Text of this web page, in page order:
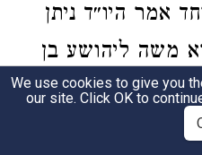
אמר היו״ד ניתן
משה ליהושע בן
ט״ז) אמר לו יה
יצחק על שמו
We use cookies to give you
our site. Click OK to